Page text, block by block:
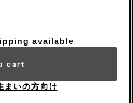
available
cart
まいの方向け